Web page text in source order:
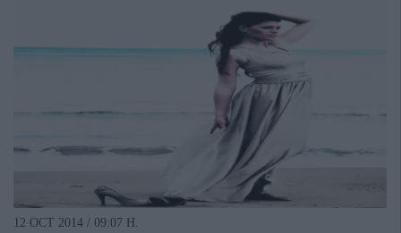
12 OCT 2014 / 09:07 H.